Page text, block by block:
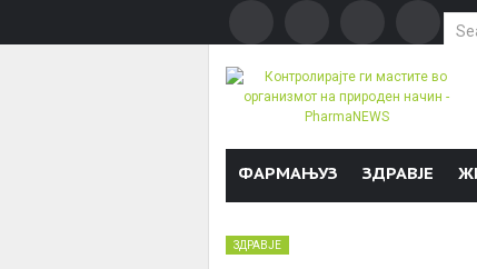
ФАРМАЊУЗ ЗДРАВЈЕ
ЗДРАВЈЕ